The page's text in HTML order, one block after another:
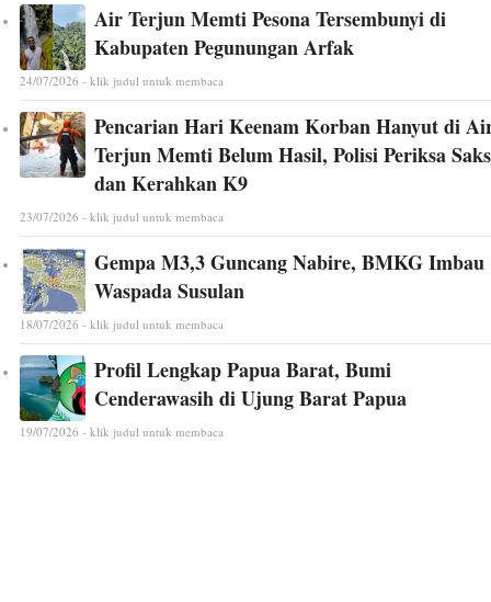
Air Terjun Memti Pesona Tersembunyi di
Kabupaten Pegunungan Arfak
24/07/2026 - klik judul untuk membaca
Pencarian Hari Keenam Korban Hanyut di
Terjun Memti Belum Hasil, Polisi Periksa
dan Kerahkan K9
23/07/2026 - klik judul untuk membaca
Gempa M3,3 Guncang Nabire, BMKG Imbau
Waspada Susulan
18/07/2026 - klik judul untuk membaca
Profil Lengkap Papua Barat, Bumi
Cenderawasih di Ujung Barat Papua
19/07/2026 - klik judul untuk membaca